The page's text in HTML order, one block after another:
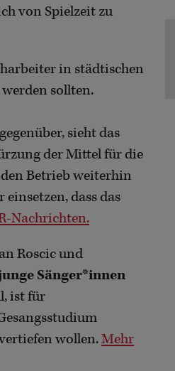
von Spielzeit zu
in städtischen
sollten.
sieht das
der Mittel für die
Betrieb weiterhin
dass das
Nachrichten.
Roscic und
Sänger*innen
ist für
wollen.Mehr